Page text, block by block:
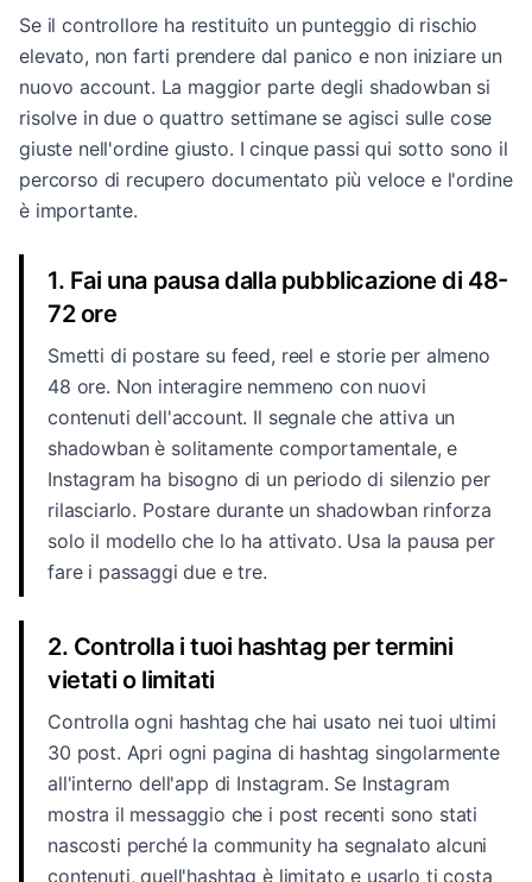
Se il controllore ha restituito un punteggio di rischio
elevato, non farti prendere dal panico e non iniziare un
nuovo account. La maggior parte degli shadowban si
risolve in due o quattro settimane se agisci sulle cose
giuste nell'ordine giusto. I cinque passi qui sotto sono il
percorso di recupero documentato più veloce e l'ordine
è importante.
1. Fai una pausa dalla pubblicazione di 48-
72 ore
Smetti di postare su feed, reel e storie per almeno
48 ore. Non interagire nemmeno con nuovi
contenuti dell'account. Il segnale che attiva un
shadowban è solitamente comportamentale, e
Instagram ha bisogno di un periodo di silenzio per
rilasciarlo. Postare durante un shadowban rinforza
solo il modello che lo ha attivato. Usa la pausa per
fare i passaggi due e tre.
2. Controlla i tuoi hashtag per termini
vietati o limitati
Controlla ogni hashtag che hai usato nei tuoi ultimi
30 post. Apri ogni pagina di hashtag singolarmente
all'interno dell'app di Instagram. Se Instagram
mostra il messaggio che i post recenti sono stati
nascosti perché la community ha segnalato alcuni
contenuti, quell'hashtag è limitato e usarlo ti costa